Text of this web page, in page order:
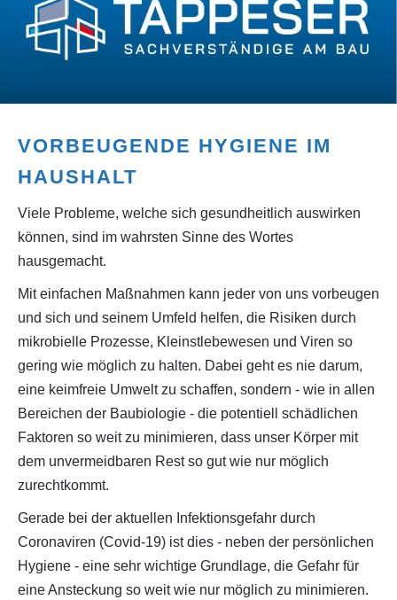
VORBEUGENDE HYGIENE IM
HAUSHALT
Viele Probleme, welche sich gesundheitlich auswirken
können, sind im wahrsten Sinne des Wortes
hausgemacht.
Mit einfachen Maßnahmen kann jeder von uns vorbeugen
und sich und seinem Umfeld helfen, die Risiken durch
mikrobielle Prozesse, Kleinstlebewesen und Viren so
gering wie möglich zu halten. Dabei geht es nie darum,
eine keimfreie Umwelt zu schaffen, sondern - wie in allen
Bereichen der Baubiologie - die potentiell schädlichen
Faktoren so weit zu minimieren, dass unser Körper mit
dem unvermeidbaren Rest so gut wie nur möglich
zurechtkommt.
Gerade bei der aktuellen Infektionsgefahr durch
Coronaviren (Covid-19) ist dies - neben der persönlichen
Hygiene - eine sehr wichtige Grundlage, die Gefahr für
eine Ansteckung so weit wie nur möglich zu minimieren.